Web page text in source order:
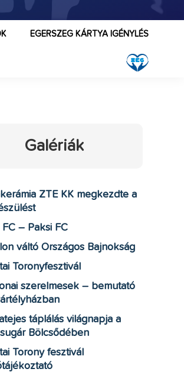
EGERSZEG KÁRTYA IGÉNYLÉS
Galériák
ZTE KK megkezdte a
FC – Paksi FC
váltó Országos Bajnokság
Toronyfesztivál
szerelmesek – bemutató
táplálás világnapja a
Bölcsődében
Torony fesztivál